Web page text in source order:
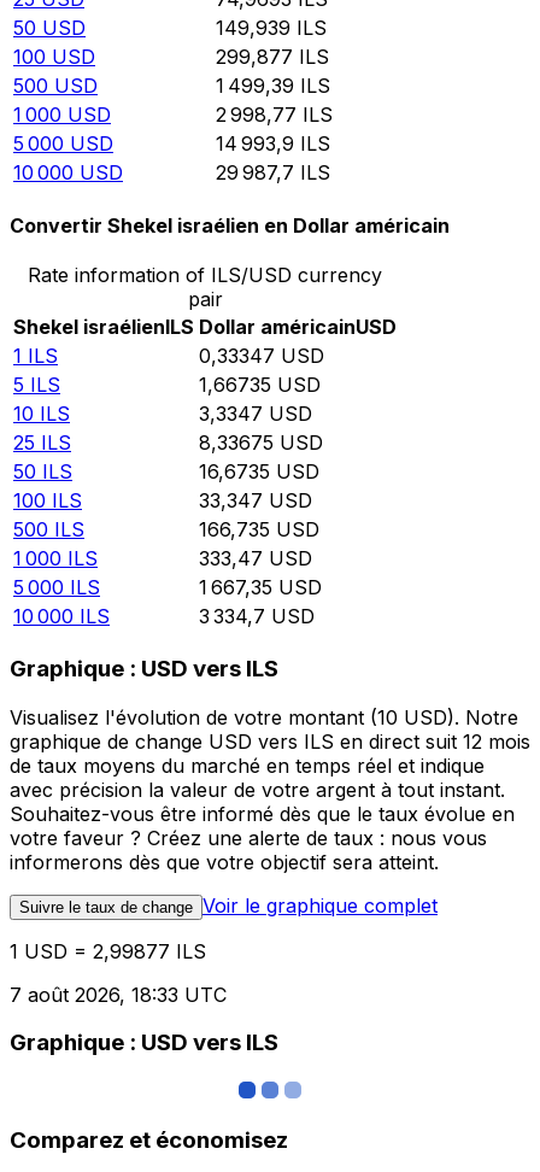
50 USD 149,939 ILS
100 USD 299,877 ILS
500 USD 1 499,39 ILS
1 000 USD 2 998,77 ILS
5 000 USD 14 993,9 ILS
10 000 USD 29 987,7 ILS
Convertir Shekel israélien en Dollar américain
Rate information of ILS/USD currency
pair
Shekel israélienILS Dollar américainUSD
1 ILS 0,33347 USD
5 ILS 1,66735 USD
10 ILS 3,3347 USD
25 ILS 8,33675 USD
50 ILS 16,6735 USD
100 ILS 33,347 USD
500 ILS 166,735 USD
1 000 ILS 333,47 USD
5 000 ILS 1 667,35 USD
10 000 ILS 3 334,7 USD
Graphique : USD vers ILS
Visualisez l'évolution de votre montant (10 USD). Notre
graphique de change USD vers ILS en direct suit 12 mois
de taux moyens du marché en temps réel et indique
avec précision la valeur de votre argent à tout instant.
Souhaitez-vous être informé dès que le taux évolue en
votre faveur ? Créez une alerte de taux : nous vous
informerons dès que votre objectif sera atteint.
Suivre le taux de change Voir le graphique complet
1 USD = 2,99877 ILS
7 août 2026, 18:33 UTC
Graphique : USD vers ILS
Comparez et économisez